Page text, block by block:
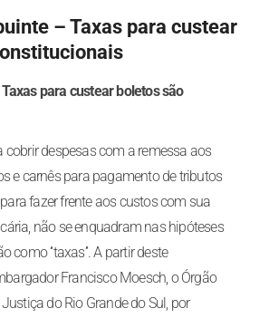
– Taxas para custear
para custear boletos são
cobrir despesas com a remessa aos
e carnês para pagamento de tributos
fazer frente aos custos com sua
não se enquadram nas hipóteses
‘‘taxas’’. A partir deste
Francisco Moesch, o Órgão
do Rio Grande do Sul, por